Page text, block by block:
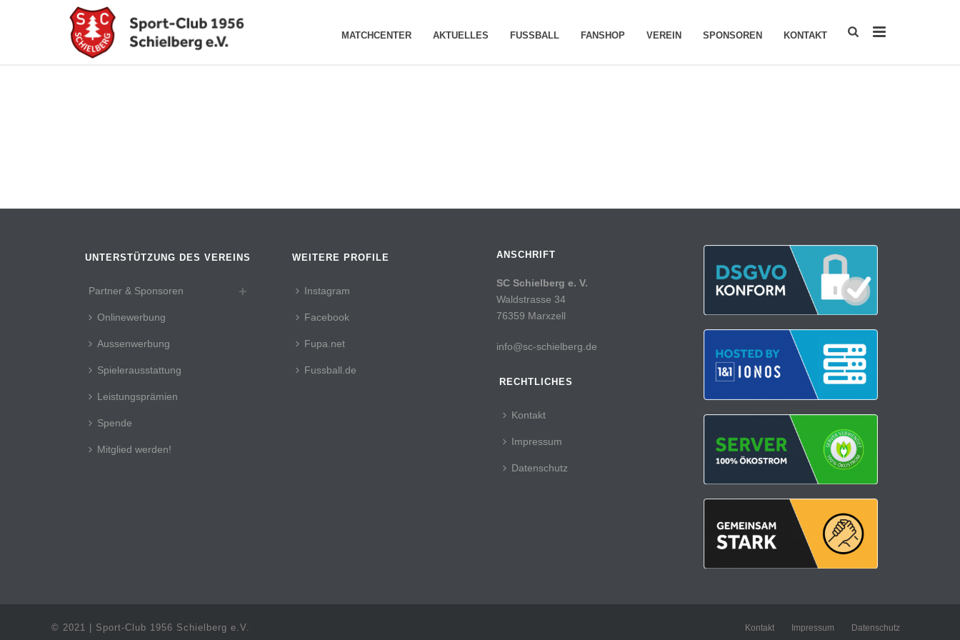
MATCHCENTER AKTUELLES FUSSBALL FANSHOP VEREIN SPONSOREN KONTAKT
UNTERSTÜTZUNG DES VEREINS
Partner & Sponsoren
Onlinewerbung
Aussenwerbung
Spielerausstattung
Leistungsprämien
Spende
Mitglied werden!
WEITERE PROFILE
Instagram
Facebook
Fupa.net
Fussball.de
ANSCHRIFT
SC Schielberg e. V.
Waldstrasse 34
76359 Marxzell
info@sc-schielberg.de
RECHTLICHES
Kontakt
Impressum
Datenschutz
© 2021 | Sport-Club 1956 Schielberg e.V. Kontakt Impressum Datenschutz